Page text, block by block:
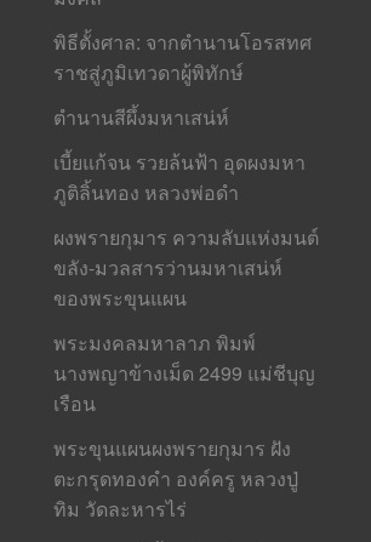
พิธีตั้งศาล: จากตำนานโอรสทศ
ราชสู่ภูมิเทวดาผู้พิทักษ์
ตำนานสีผึ้งมหาเสน่ห์
เบี้ยแก้จน รวยล้นฟ้า อุดผงมหา
ภูติลิ้นทอง หลวงพ่อดำ
ผงพรายกุมาร ความลับแห่งมนต์
ขลัง-มวลสารว่านมหาเสน่ห์
ของพระขุนแผน
พระมงคลมหาลาภ พิมพ์
นางพญาข้างเม็ด 2499 แม่ชีบุญ
เรือน
พระขุนแผนผงพรายกุมาร ฝัง
ตะกรุดทองคำ องค์ครู หลวงปู่
ทิม วัดละหารไร่